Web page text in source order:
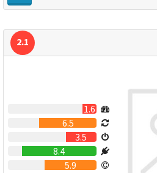
2.1
1.6
6.5
3.5
8.4
5.9